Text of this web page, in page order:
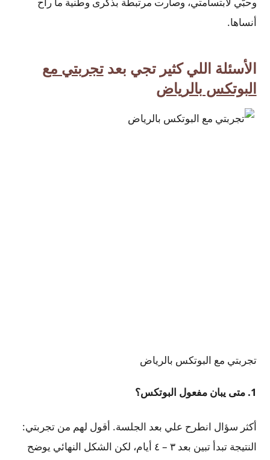
أنساها.
الأسئلة اللي كثير تجي بعدتجربتي مع
البوتكس بالرياض
تجربتي مع البوتكس بالرياض
1. متى يبان مفعول البوتكس؟
أكثر سؤال انطرح علي بعد الجلسة. أقول لهم من تجربتي:
النتيجة تبدأ تبين بعد ٣ – ٤ أيام، لكن الشكل النهائي يوضح